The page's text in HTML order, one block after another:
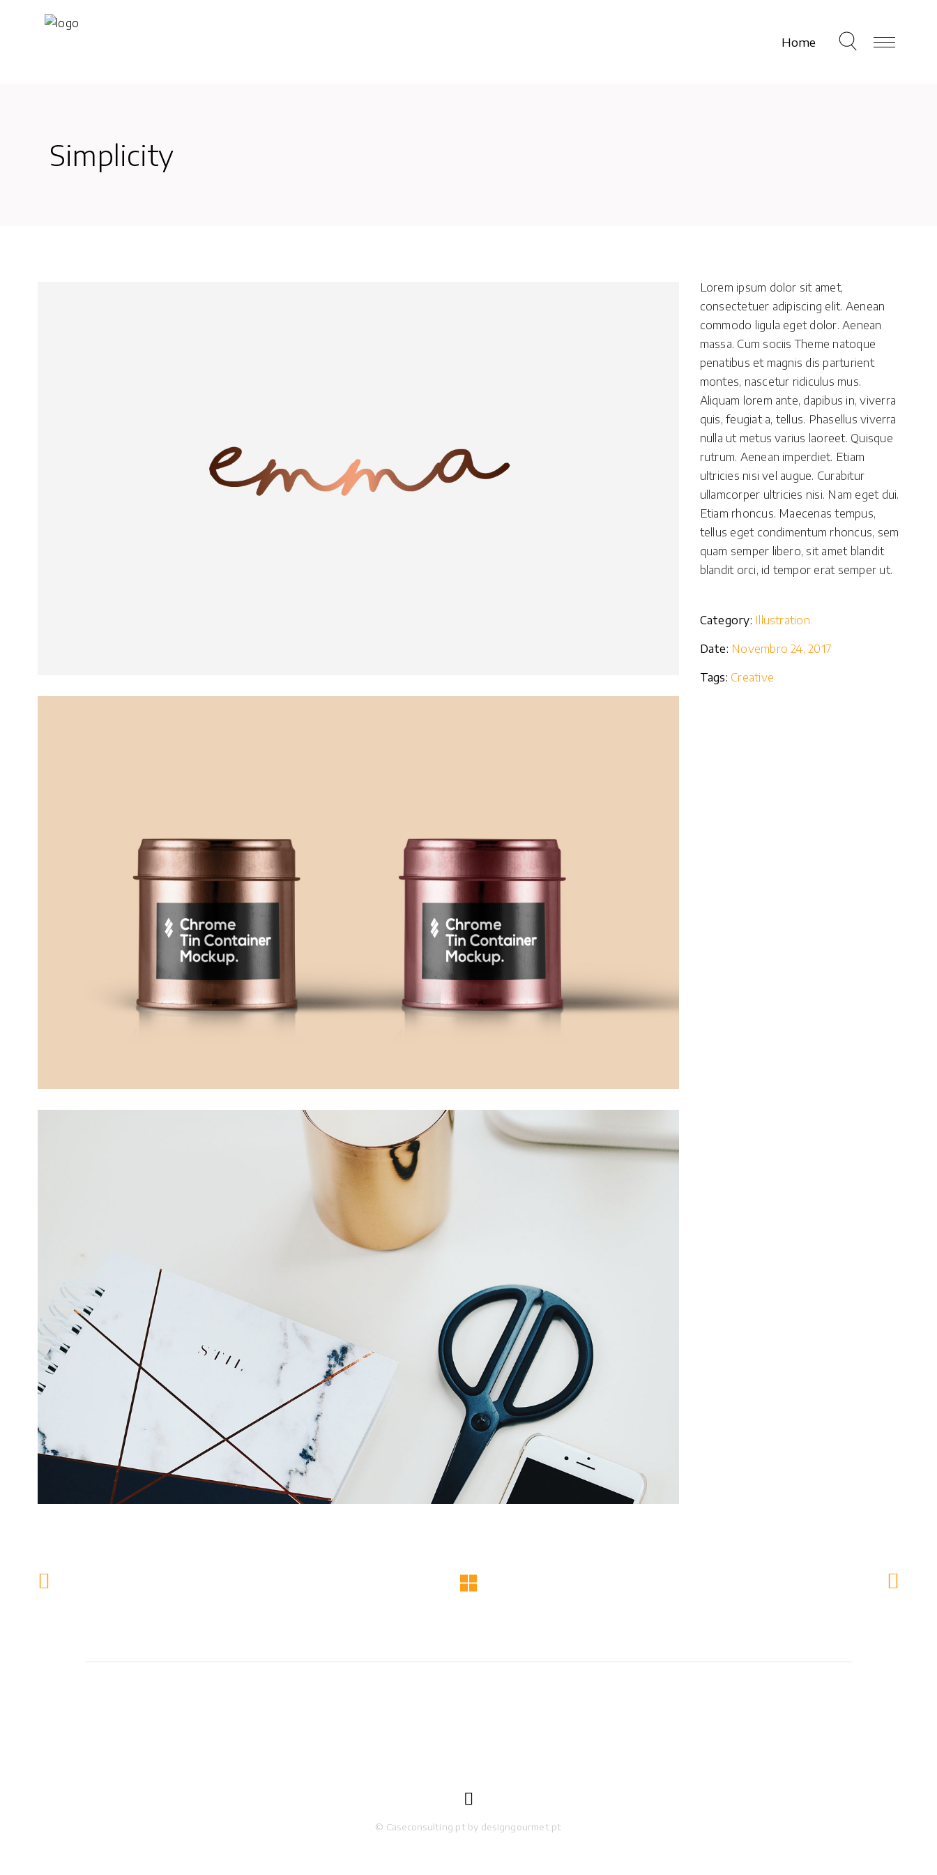
Home
Simplicity
Lorem ipsum dolor sit amet,
consectetuer adipiscing elit. Aenean
commodo ligula eget dolor. Aenean
massa. Cum sociis Theme natoque
penatibus et magnis dis parturient
montes, nascetur ridiculus mus.
Aliquam lorem ante, dapibus in, viverra
quis, feugiat a, tellus. Phasellus viverra
nulla ut metus varius laoreet. Quisque
rutrum. Aenean imperdiet. Etiam
ultricies nisi vel augue. Curabitur
ullamcorper ultricies nisi. Nam eget dui.
Etiam rhoncus. Maecenas tempus,
tellus eget condimentum rhoncus, sem
quam semper libero, sit amet blandit
blandit orci, id tempor erat semper ut.
Category: Illustration
Date: Novembro 24, 2017
Tags: Creative

© Caseconsulting.pt by designgourmet.pt